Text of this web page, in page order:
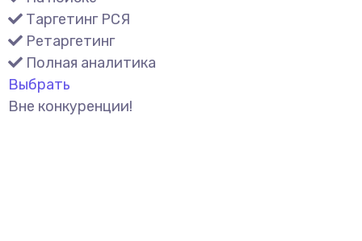
Таргетинг РСЯ
Ретаргетинг
Полная аналитика
Выбрать
Вне конкуренции!